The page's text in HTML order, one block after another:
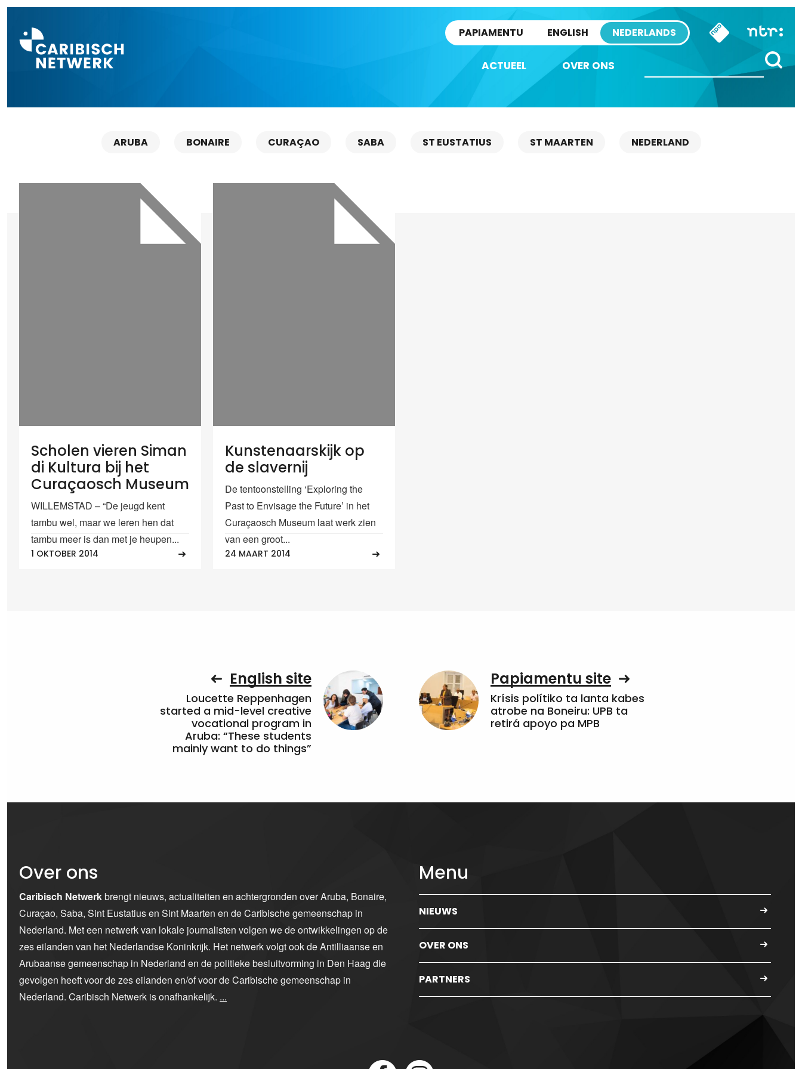
PAPIAMENTU ENGLISH NEDERLANDS
ACTUEEL OVER ONS
ARUBA BONAIRE CURAÇAO SABA ST EUSTATIUS ST MAARTEN NEDERLAND
Scholen vieren Siman
di Kultura bij het
Curaçaosch Museum
WILLEMSTAD – “De jeugd kent
tambu wel, maar we leren hen dat
tambu meer is dan met je heupen...
1 OKTOBER 2014
Kunstenaarskijk op
de slavernij
De tentoonstelling ‘Exploring the
Past to Envisage the Future’ in het
Curaçaosch Museum laat werk zien
van een groot...
24 MAART 2014
English site
Loucette Reppenhagen
started a mid-level creative
vocational program in
Aruba: “These students
mainly want to do things”
Papiamentu site
Krísis polítiko ta lanta kabes
atrobe na Boneiru: UPB ta
retirá apoyo pa MPB
Over ons
Caribisch Netwerkbrengt nieuws, actualiteiten en achtergronden over Aruba, Bonaire,
Curaçao, Saba, Sint Eustatius en Sint Maarten en de Caribische gemeenschap in
Nederland. Met een netwerk van lokale journalisten volgen we de ontwikkelingen op de
zes eilanden van het Nederlandse Koninkrijk. Het netwerk volgt ook de Antilliaanse en
Arubaanse gemeenschap in Nederland en de politieke besluitvorming in Den Haag die
gevolgen heeft voor de zes eilanden en/of voor de Caribische gemeenschap in
Nederland. Caribisch Netwerk is onafhankelijk. ...
Menu
NIEUWS
OVER ONS
PARTNERS